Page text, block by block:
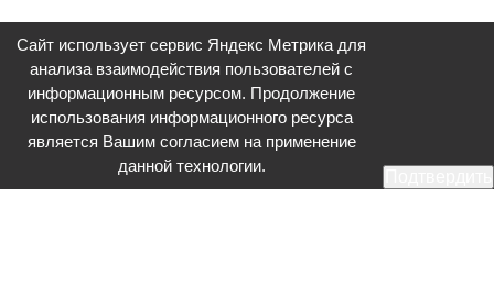
Сайт использует сервис Яндекс Метрика для
анализа взаимодействия пользователей с
информационным ресурсом. Продолжение
использования информационного ресурса
является Вашим согласием на применение
данной технологии.